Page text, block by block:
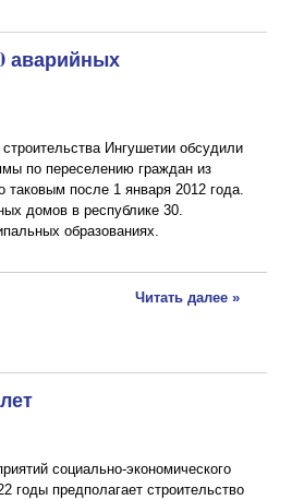
аварийных
Ингушетии обсудили
по переселению граждан из
таковым после 1 января 2012 года.
домов в республике 30.
образованиях.
Читать далее »
социально-экономического
годы предполагает строительство